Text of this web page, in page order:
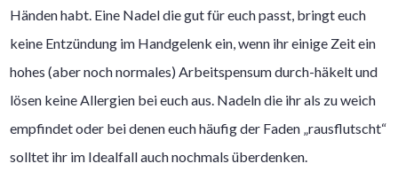
Händen habt. Eine Nadel die gut für euch passt, bringt euch
keine Entzündung im Handgelenk ein, wenn ihr einige Zeit ein
hohes (aber noch normales) Arbeitspensum durch-häkelt und
lösen keine Allergien bei euch aus. Nadeln die ihr als zu weich
empfindet oder bei denen euch häufig der Faden „rausflutscht“
solltet ihr im Idealfall auch nochmals überdenken.